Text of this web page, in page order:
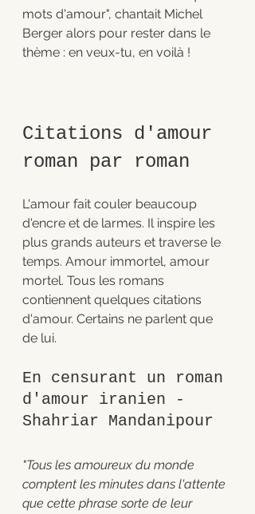
mots d'amour", chantait Michel
Berger alors pour rester dans le
thème : en veux-tu, en voilà !
Citations d'amour
roman par roman
L'amour fait couler beaucoup
d'encre et de larmes. Il inspire les
plus grands auteurs et traverse le
temps. Amour immortel, amour
mortel. Tous les romans
contiennent quelques citations
d'amour. Certains ne parlent que
de lui.
En censurant un roman
d'amour iranien -
Shahriar Mandanipour
"Tous les amoureux du monde
comptent les minutes dans l'attente
que cette phrase sorte de leur